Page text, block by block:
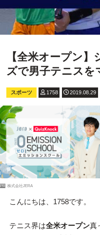
【全米オープン
ズで男子テニスを
スポーツ 1758 2019.08.29
PR 株式会社JERA
こんにちは、1758です。
テニス界は全米オープン真